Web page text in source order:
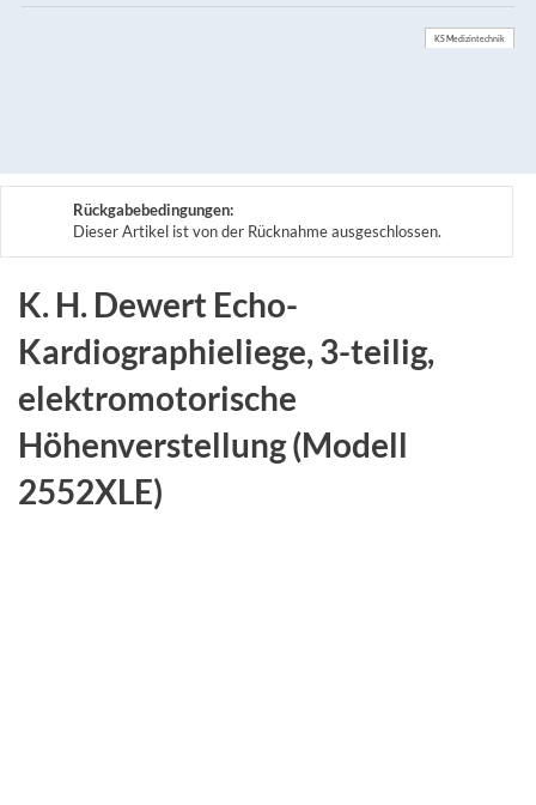
KS Medizintechnik
Rückgabebedingungen:
Dieser Artikel ist von der Rücknahme ausgeschlossen.
K. H. Dewert Echo-
Kardiographieliege, 3-teilig,
elektromotorische
Höhenverstellung (Modell
2552XLE)